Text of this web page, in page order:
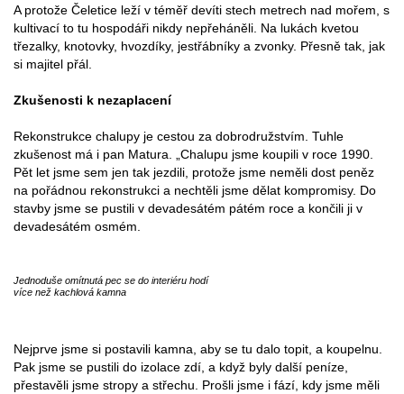
A protože Čeletice leží v téměř devíti stech metrech nad mořem, s
kultivací to tu hospodáři nikdy nepřeháněli. Na lukách kvetou
třezalky, knotovky, hvozdíky, jestřábníky a zvonky. Přesně tak, jak
si majitel přál.
Zkušenosti k nezaplacení
Rekonstrukce chalupy je cestou za dobrodružstvím. Tuhle
zkušenost má i pan Matura. „Chalupu jsme koupili v roce 1990.
Pět let jsme sem jen tak jezdili, protože jsme neměli dost peněz
na pořádnou rekonstrukci a nechtěli jsme dělat kompromisy. Do
stavby jsme se pustili v devadesátém pátém roce a končili ji v
devadesátém osmém.
Jednoduše omítnutá pec se do interiéru hodí
více než kachlová kamna
Nejprve jsme si postavili kamna, aby se tu dalo topit, a koupelnu.
Pak jsme se pustili do izolace zdí, a když byly další peníze,
přestavěli jsme stropy a střechu. Prošli jsme i fází, kdy jsme měli